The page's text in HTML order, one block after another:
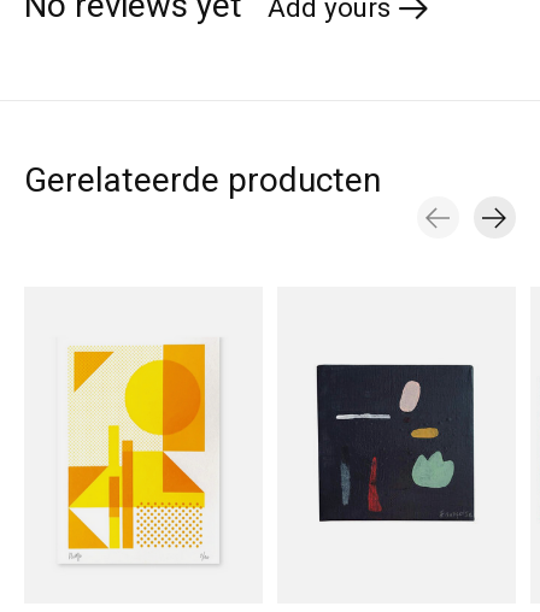
Add yours
Gerelateerde producten